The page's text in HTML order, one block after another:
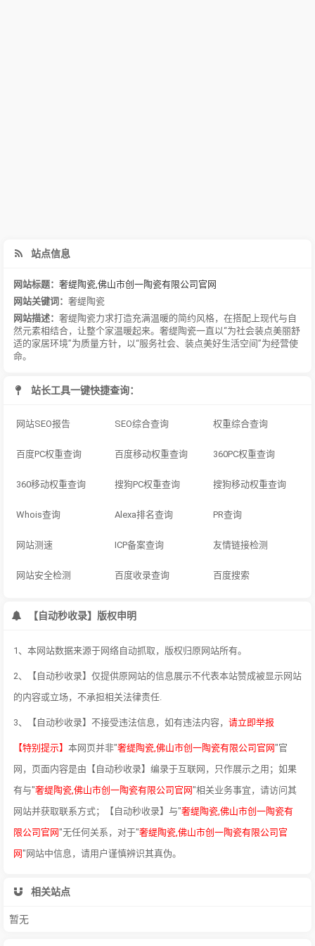
站点信息
网站标题： 奢缇陶瓷,佛山市创一陶瓷有限公司官网
网站关键词： 奢缇陶瓷
网站描述： 奢缇陶瓷力求打造充满温暖的简约风格，在搭配上现代与自
然元素相结合，让整个家温暖起来。 奢缇陶瓷一直以“为社会装点美丽舒
适的家居环境”为质量方针，以“服务社会、装点美好生活空间”为经营使
命。
站长工具一键快捷查询：
网站SEO报告 SEO综合查询 权重综合查询
百度PC权重查询 百度移动权重查询 360PC权重查询
360移动权重查询 搜狗PC权重查询 搜狗移动权重查询
Whois查询 Alexa排名查询 PR查询
网站测速 ICP备案查询 友情链接检测
网站安全检测 百度收录查询 百度搜索
【自动秒收录】版权申明
1、本网站数据来源于网络自动抓取，版权归原网站所有。
2、【自动秒收录】仅提供原网站的信息展示不代表本站赞成被显示网站
的内容或立场，不承担相关法律责任.
3、【自动秒收录】不接受违法信息，如有违法内容， 请立即举报
【特别提示】 本网页并非"奢缇陶瓷,佛山市创一陶瓷有限公司官网"官
网，页面内容是由【自动秒收录】编录于互联网，只作展示之用；如果
有与"奢缇陶瓷,佛山市创一陶瓷有限公司官网"相关业务事宜，请访问其
网站并获取联系方式；【自动秒收录】与"奢缇陶瓷,佛山市创一陶瓷有
限公司官网"无任何关系，对于"奢缇陶瓷,佛山市创一陶瓷有限公司官
网"网站中信息，请用户谨慎辨识其真伪。
相关站点
暂无